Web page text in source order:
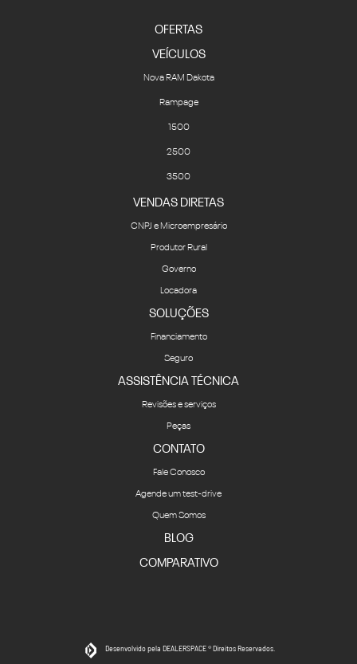
OFERTAS
VEÍCULOS
Nova RAM Dakota
Rampage
1500
2500
3500
VENDAS DIRETAS
CNPJ e Microempresário
Produtor Rural
Governo
Locadora
SOLUÇÕES
Financiamento
Seguro
ASSISTÊNCIA TÉCNICA
Revisões e serviços
Peças
CONTATO
Fale Conosco
Agende um test-drive
Quem Somos
BLOG
COMPARATIVO
Desenvolvido pela DEALERSPACE ® Direitos Reservados.